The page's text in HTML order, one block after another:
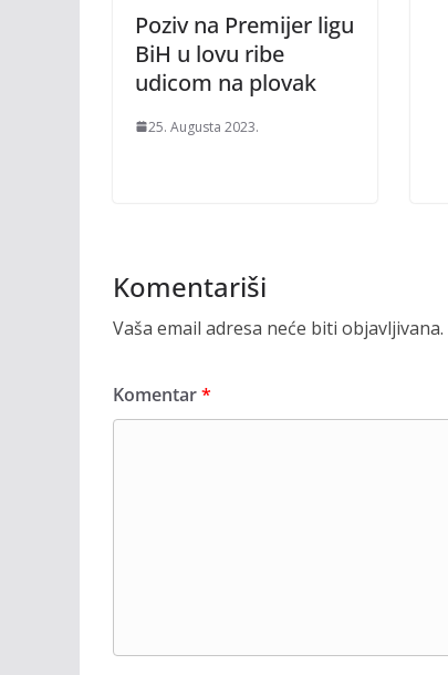
Poziv na Premijer ligu
BiH u lovu ribe
udicom na plovak
25. Augusta 2023.
Komentariši
Vaša email adresa neće biti objavljivana.
Komentar*